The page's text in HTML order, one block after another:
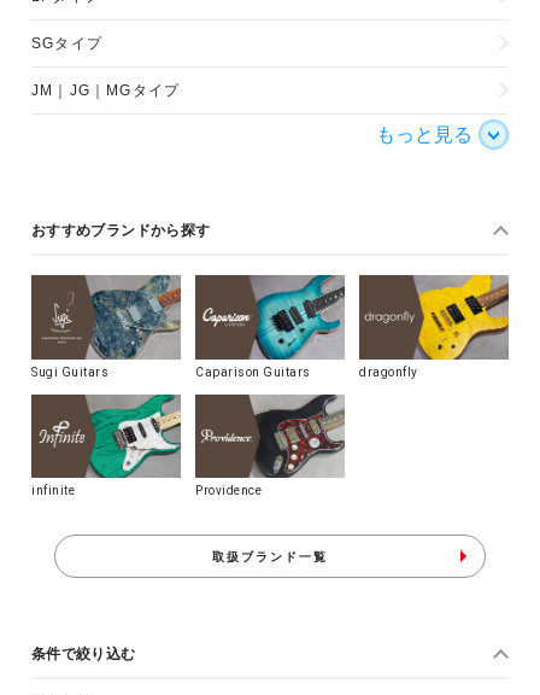
SGタイプ
JM｜JG｜MGタイプ
もっと見る
おすすめブランドから探す
Sugi Guitars Caparison Guitars dragonfly
infinite Providence
取扱ブランド一覧
条件で絞り込む